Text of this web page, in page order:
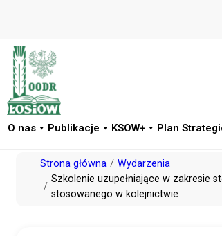
Przejdź
O nas Publikacje KSOW+ Plan
Strona główna
Wydarzenia
Szkolenie uzupełniające w zakresie
stosowanego w kolejnictwie